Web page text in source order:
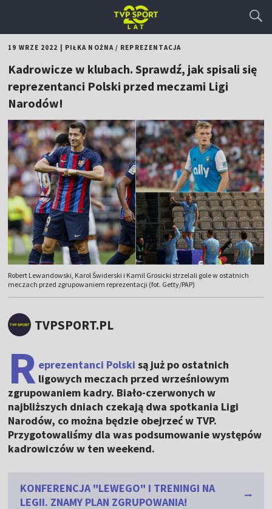
19 WRZE 2022 PIŁKA NOŻNA/ REPREZENTACJA
Kadrowicze w klubach. Sprawdź, jak spisali się
reprezentanci Polski przed meczami Ligi
Narodów!
Robert Lewandowski, Karol Świderski i Kamil Grosicki strzelali gole w ostatnich
meczach przed zgrupowaniem reprezentacji (fot. Getty/PAP)
TVPSPORT.PL
R eprezentanci Polski są już po ostatnich
ligowych meczach przed wrześniowym
zgrupowaniem kadry. Biało-czerwonych w
najbliższych dniach czekają dwa spotkania Ligi
Narodów, co można będzie obejrzeć w TVP.
Przygotowaliśmy dla was podsumowanie występów
kadrowiczów w ten weekend.
KONFERENCJA "LEWEGO" I TRENINGI NA
LEGII. ZNAMY PLAN ZGRUPOWANIA!